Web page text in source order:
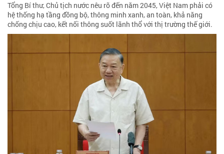
Tổng Bí thư, Chủ tịch nước nêu rõ đến năm 2045, Việt Nam phải có
hệ thống hạ tầng đồng bộ, thông minh xanh, an toàn, khả năng
chống chịu cao, kết nối thông suốt lãnh thổ với thị trường thế giới.